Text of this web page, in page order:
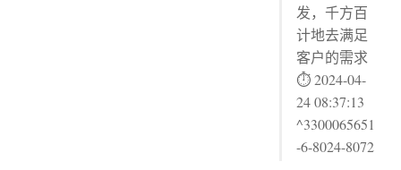
发，千方百
计地去满足
客户的需求
⏱ 2024-04-
24 08:37:13
^3300065651
-6-8024-8072